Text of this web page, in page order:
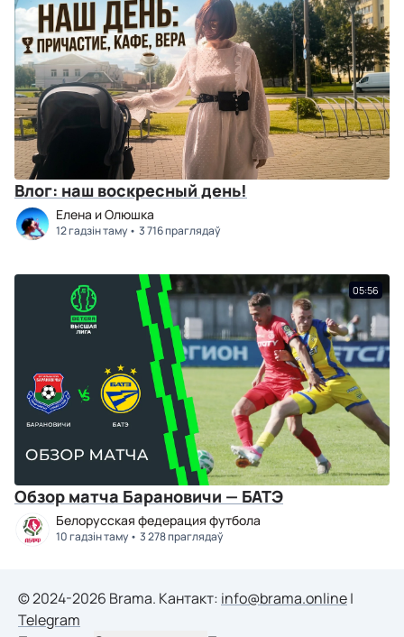
Влог: наш воскресный день!
Елена и Олюшка
12 гадзін таму 3 716 праглядаў
05:56
Обзор матча Барановичи — БАТЭ
Белорусская федерация футбола
10 гадзін таму 3 278 праглядаў
© 2024-2026 Brama. Кантакт: info@brama.online|
Telegram